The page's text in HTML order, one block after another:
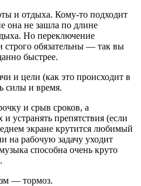
и отдыха. Кому-то подходит
она не зашла по длине
Но переключение
обязательны — так вы
быстрее.
и цели (как это происходит в
силы и время.
и срыв сроков, а
и устранять препятствия (если
экране крутится любимый
на рабочую задачу уходит
способна очень круто
— тормоз.